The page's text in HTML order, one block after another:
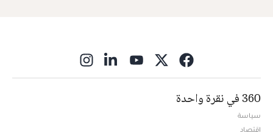
360 في نقرة واحدة
سياسة
اقتصاد